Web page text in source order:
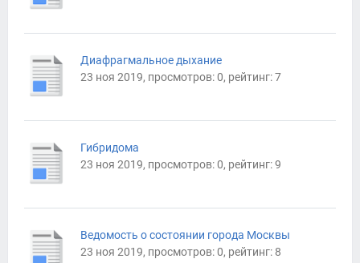
Диафрагмальное дыхание
23 ноя 2019, просмотров: 0, рейтинг: 7
Гибридома
23 ноя 2019, просмотров: 0, рейтинг: 9
Ведомость о состоянии города Москвы
23 ноя 2019, просмотров: 0, рейтинг: 8